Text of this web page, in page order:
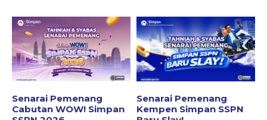
Senarai Pemenang
Cabutan WOW! Simpan
Senarai Pemenang
Kempen Simpan SSPN